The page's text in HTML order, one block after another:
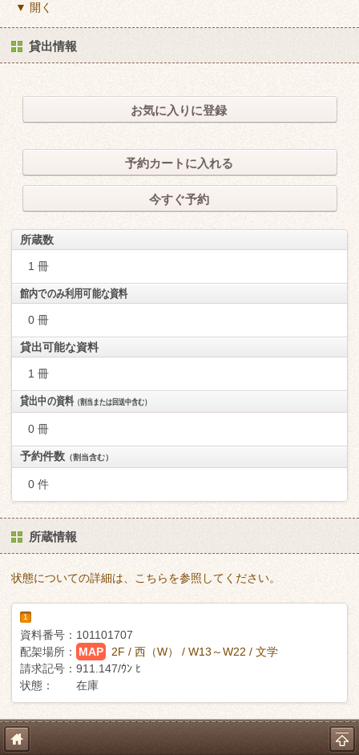
▼ 開く
貸出情報
お気に入りに登録
予約カートに入れる
今すぐ予約
所蔵数
1 冊
館内でのみ利用可能な資料
0 冊
貸出可能な資料
1 冊
貸出中の資料（割当または回送中含む）
0 冊
予約件数 （割当含む）
0 件
所蔵情報
状態についての詳細は、こちらを参照してください。
1
資料番号： 101101707
配架場所：
MAP
2F / 西（W） / W13～W22 / 文学
請求記号： 911.147/ｳﾝ ﾋ
状態：
在庫